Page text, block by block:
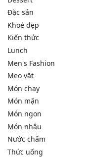
Đặc sản
Khoẻ đẹp
Kiến thức
Lunch
Men's Fashion
Mẹo vặt
Món chay
Món mặn
Món ngon
Món nhậu
Nước chấm
Thức uống